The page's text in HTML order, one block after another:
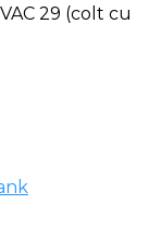
29 (colt cu